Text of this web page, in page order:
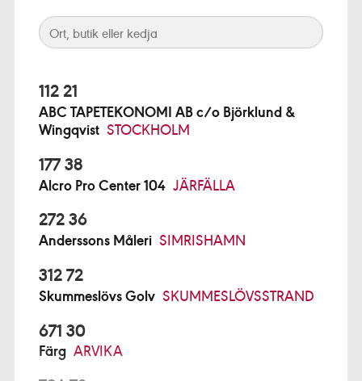
112 21
ABC TAPETEKONOMI AB c/o Björklund &
Wingqvist STOCKHOLM
177 38
Alcro Pro Center 104 JÄRFÄLLA
272 36
Anderssons Måleri SIMRISHAMN
312 72
Skummeslövs Golv SKUMMESLÖVSSTRAND
671 30
Färg ARVIKA